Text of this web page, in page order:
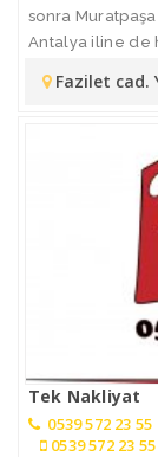
sonra
Antalya iline de
Fazilet cad.
Tek Nakliyat
0539 572 23 55
0539 572 23 55